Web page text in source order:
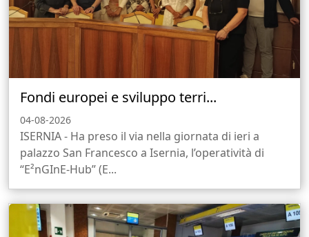
Fondi europei e sviluppo terri...
04-08-2026
ISERNIA - Ha preso il via nella giornata di ieri a
palazzo San Francesco a Isernia, l’operatività di
“E²nGInE-Hub” (E...